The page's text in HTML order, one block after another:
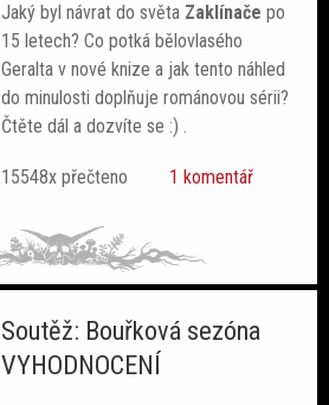
Jaký byl návrat do světa Zaklínače po
15 letech? Co potká bělovlasého
Geralta v nové knize a jak tento náhled
do minulosti doplňuje románovou sérii?
Čtěte dál a dozvíte se :) .
15548x přečteno 1 komentář
Soutěž: Bouřková sezóna
VYHODNOCENÍ